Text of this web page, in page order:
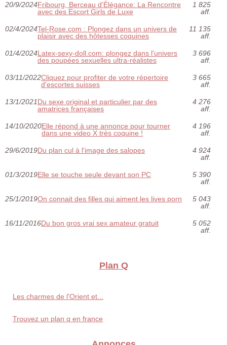
20/9/2024Fribourg, Berceau d'Élégance: La Rencontre
avec des Escort Girls de Luxe
1 825
aff.
02/4/2024Tel-Rose.com : Plongez dans un univers de
plaisir avec des hôtesses coquines
11 135
aff.
01/4/2024Latex-sexy-doll.com: plongez dans l'univers
des poupées sexuelles ultra-réalistes
3 696
aff.
03/11/2022Cliquez pour profiter de votre répertoire
d'escortes suisses
3 665
aff.
13/1/2021Du sexe original et particulier par des
amatrices françaises
4 276
aff.
14/10/2020Elle répond à une annonce pour tourner
dans une video X très coquine !
4 196
aff.
29/6/2019Du plan cul à l'image des salopes
4 924
aff.
01/3/2019Elle se touche seule devant son PC
5 390
aff.
25/1/2019On connait des filles qui aiment les lives porn
5 043
aff.
16/11/2016Du bon gros vrai sex amateur gratuit
5 052
aff.
Plan Q
Les charmes de l'Orient et...
Trouvez un plan q en france